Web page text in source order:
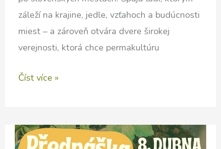
záleží na krajine, jedle, vzťahoch a budúcnosti
miest – a zároveň otvára dvere širokej
verejnosti, ktorá chce permakultúru
Festival
meste
2026
Číst více »